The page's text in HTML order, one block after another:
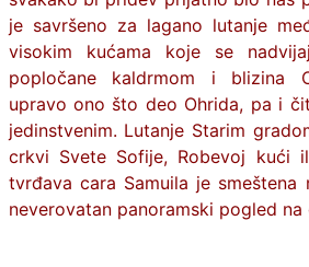
je savršeno za lagano lutanje
visokim kućama koje se
popločane kaldrmom i blizina
upravo ono što deo Ohrida, pa i
jedinstvenim. Lutanje Starim
crkvi Svete Sofije, Robevoj kući
tvrđava cara Samuila je
neverovatan panoramski pogled na